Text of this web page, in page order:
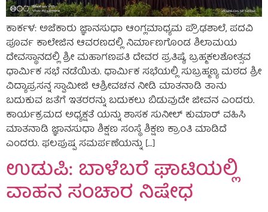
ಕಾರ್ಕಳ: ಅಜೆಕಾರು ಜ್ಞಾನಸುಧಾ ಆಂಗ್ಲಮಾಧ್ಯಮ ಪ್ರೌಢಶಾಲೆ, ಪದವಿ
ಪೂರ್ವ ಕಾಲೇಜಿನ ಆವರಣದಲ್ಲಿ ನಿರ್ಮಾಣಗೊಂಡ ಶಿಲಾಮಯ
ದೇವಸ್ಥಾನದಲ್ಲಿ ಶ್ರೀ ಮಹಾಗಣಪತಿ ದೇವರ ಪ್ರತಿಷ್ಠೆ, ಬ್ರಹ್ಮಕಲಶೋತ್ಸವ
ಧಾರ್ಮಿಕ ಸಭೆ ನಡೆಯಿತು. ಧಾರ್ಮಿಕ ಸಭೆಯಲ್ಲಿ ಸುಬ್ರಹ್ಮಣ್ಯ ಮಠದ ಶ್ರೀ
ವಿದ್ಯಾಪ್ರಸನ್ನ ಸ್ವಾಮೀಜಿ ಆಶ್ರೀವಚನ ನೀಡಿ ಮಾತನಾಡಿ ತಾನು
ಬದುಕುವ ಜತೆಗೆ ಇತರರನ್ನು ಬದುಕಲು ಬಿಡುವುದೇ ಜೀವನ ಎಂದರು.
ಕಾರ್ಯಕ್ರಮದ ಅಧ್ಯಕ್ಷತೆ ಯನ್ನು ಶಾಸಕ ಸುನೀಲ್ ಕುಮಾರ್ ವಹಿಸಿ
ಮಾತನಾಡಿ ಜ್ಞಾನಸುಧಾ ಶಿಕ್ಷಣ ಸಂಸ್ಥೆ ಶಿಕ್ಷಣ ಕ್ರಾಂತಿ ಮಾಡಿದೆ
ಎಂದರು. ಫಲಪುಷ್ಪ ಸಮರ್ಪಣೆಯನ್ನು […]
ಉಡುಪಿ: ಬಾಳೆಬರೆ ಘಾಟಿಯಲ್ಲಿ
ವಾಹನ ಸಂಚಾರ ನಿಷೇಧ